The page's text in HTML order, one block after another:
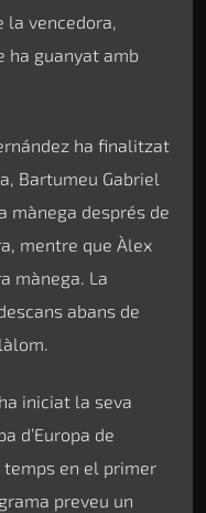
la vencedora,
ha guanyat amb
ha finalitzat
Bartumeu Gabriel
mànega després de
mentre que Àlex
mànega. La
abans de
iniciat la seva
d’Europa de
en el primer
preveu un